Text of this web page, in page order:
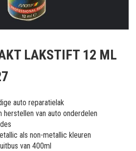
LAKSTIFT 12 ML
auto reparatielak
herstellen van auto onderdelen
als non-metallic kleuren
van 400ml